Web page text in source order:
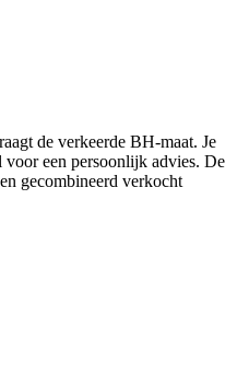
de verkeerde BH-maat. Je
een persoonlijk advies. De
gecombineerd verkocht